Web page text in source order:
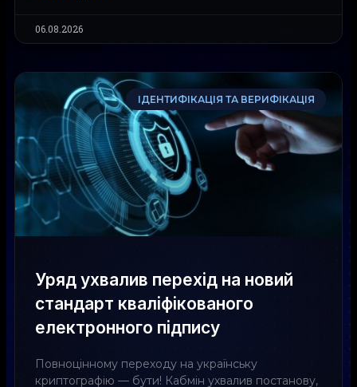
06.08.2026
ІДЕНТИФІКАЦІЯ ТА ВЕРИФІКАЦІЯ
Уряд ухвалив перехід на новий
стандарт кваліфікованого
електронного підпису
Повноцінному переходу на українську
криптографію — бути! Кабмін ухвалив постанову,